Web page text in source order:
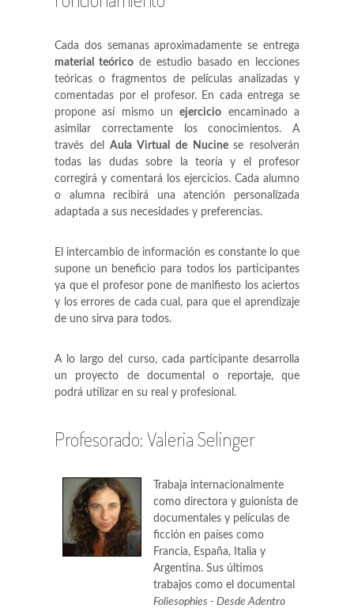
Cada dos semanas aproximadamente se entrega
material teórico de estudio basado en lecciones
teóricas o fragmentos de películas analizadas y
comentadas por el profesor. En cada entrega se
propone así mismo unejercicio encaminado a
asimilar correctamente los conocimientos. A
través delAula Virtual de Nucinese resolverán
todas las dudas sobre la teoría y el profesor
corregirá y comentará los ejercicios. Cada alumno
o alumna recibirá una atención personalizada
adaptada a sus necesidades y preferencias.
El intercambio de información es constante lo que
supone un beneficio para todos los participantes
ya que el profesor pone de manifiesto los aciertos
y los errores de cada cual, para que el aprendizaje
de uno sirva para todos.
A lo largo del curso, cada participante desarrolla
un proyecto de documental o reportaje, que
podrá utilizar en su real y profesional.
Profesorado: Valeria Selinger
Trabaja internacionalmente
como directora y guionista de
documentales y películas de
ficción en países como
Francia, España, Italia y
Argentina. Sus últimos
trabajos como el documental
Foliesophies - Desde Adentro